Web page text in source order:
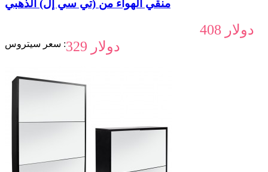
منقي الهواء من (تي سي إل) الذهبي
408 دولار
سعر سيتروس : 329 دولار